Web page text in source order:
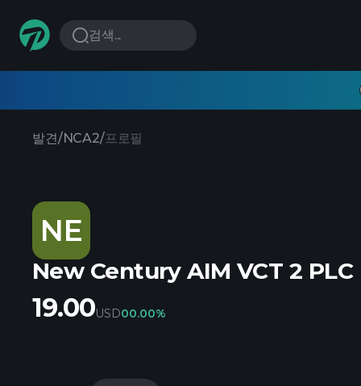
검색...
발견/NCA2/프로필
NE
New Century AIM VCT 2 PLC
19.00USD00.00%